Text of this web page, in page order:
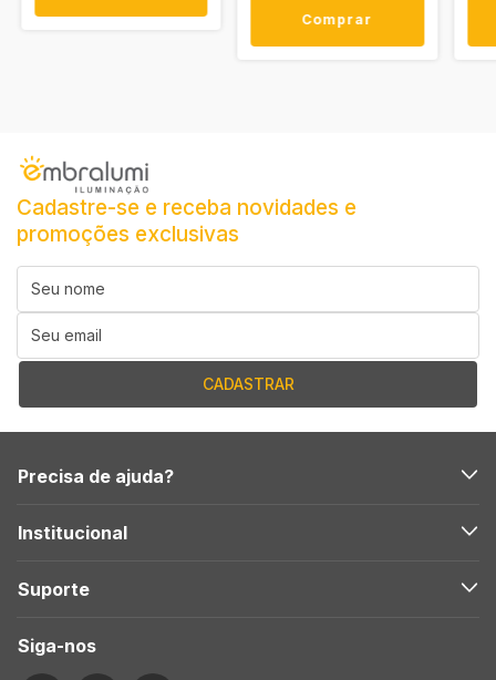
Comprar
Cadastre-se e receba novidades e
promoções exclusivas
Precisa de ajuda?
Institucional
Suporte
Siga-nos